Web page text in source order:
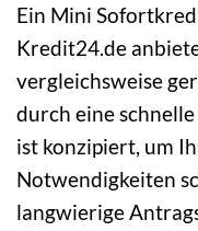
Ein Mini
Kredit24.de
vergleichsweise
durch eine
ist konzipiert, um
Notwendigkeiten
langwierige